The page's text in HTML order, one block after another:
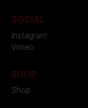
SOCIAL
Instagram
Vimeo
SHOP
Shop